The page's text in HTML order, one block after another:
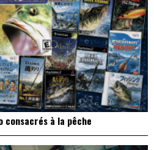
consacrés à la pêche